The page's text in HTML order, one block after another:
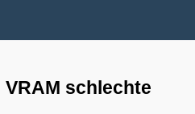
VRAM schlechte